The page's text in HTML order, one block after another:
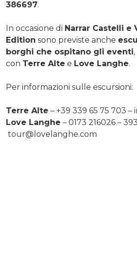
386697.
In occasione di Narrar Castelli e
Edition sono previste anche
borghi che ospitano gli eventi
con Terre Alte e Love Langhe.
Per informazioni sulle escursioni:
Terre Alte – +39 339 65 75 703 –
Love Langhe – 0173 216026 –
tour@lovelanghe.com